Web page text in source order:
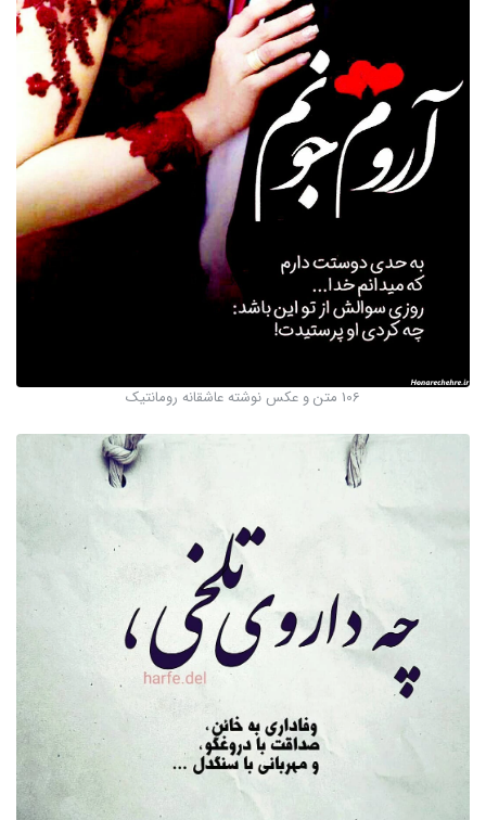
106 متن و عکس نوشته عاشقانه رومانتیک